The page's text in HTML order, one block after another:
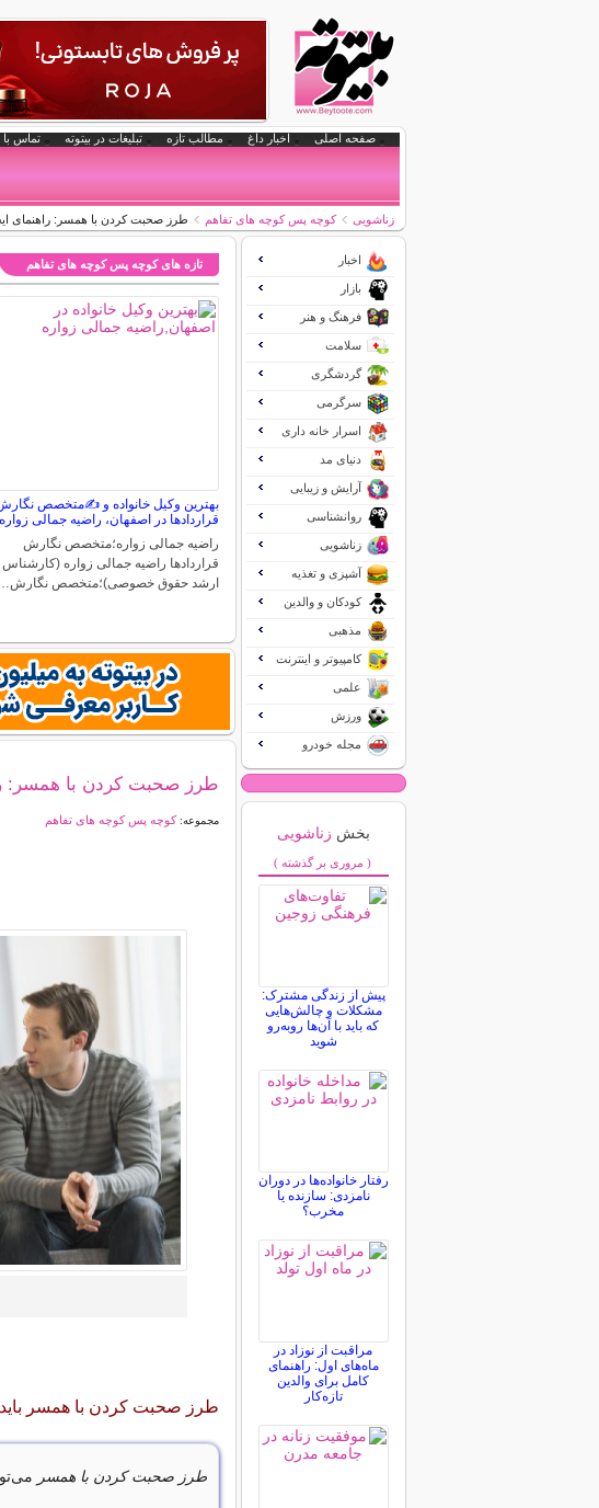
صفحه اصلی اخبار داغ مطالب تازه تبلیغات در بیتوته تماس با
زناشویی کوچه پس کوچه های تفاهم طرز صحبت کردن با همسر: راهنمای
تازه های کوچه پس کوچه های تفاهم
بهترین وکیل خانواده و ✍️متخصص
قراردادها در اصفهان، راضیه جمالی زواره
راضیه جمالی زواره؛متخصص نگارش
قراردادها راضیه جمالی زواره (کارشناس
ارشد حقوق خصوصی)؛متخصص
طرز صحبت کردن با همسر:
مجموعه:کوچه پس کوچه های تفاهم
طرز صحبت کردن با همسر
طرز صحبت کردن با همسر
اخبار
بازار
فرهنگ و هنر
سلامت
گردشگری
سرگرمی
اسرار خانه داری
دنیای مد
آرایش و زیبایی
روانشناسی
زناشویی
آشپزی و تغذیه
کودکان و والدین
مذهبی
کامپیوتر و اینترنت
علمی
ورزش
مجله خودرو
بخش زناشویی
( مروری بر گذشته )
پیش از زندگی مشترک:
مشکلات و چالش‌هایی
که باید با آن‌ها روبه‌رو
شوید
رفتار خانواده‌ها در دوران
نامزدی: سازنده یا
مخرب؟
مراقبت از نوزاد در
ماه‌های اول: راهنمای
کامل برای والدین
تازه‌کار